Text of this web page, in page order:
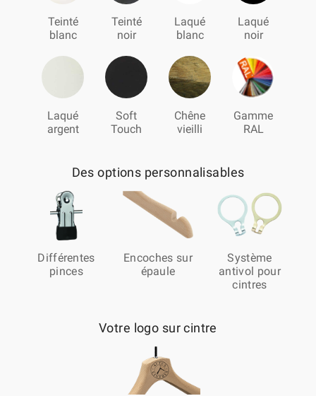
Teinté
blanc
Teinté
noir
Laqué
blanc
Laqué
noir
Laqué
argent
Soft
Touch
Chêne
vieilli
Gamme
RAL
Des options personnalisables
Différentes
pinces
Encoches sur
épaule
Système
antivol pour
cintres
Votre logo sur cintre